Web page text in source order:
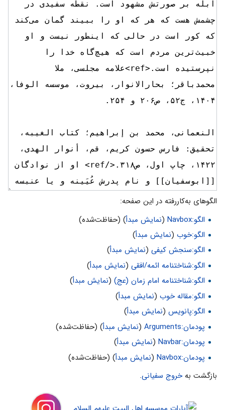
الگوهای به‌کاررفته در این صفحه:
الگو:Navbox
(نمایش مبدأ) (حفاظت‌شده)
الگو:خوب(نمایش مبدأ)
الگو:سنجش کیفی(نمایش مبدأ)
الگو:شناختنامه ائمه/افقی(نمایش مبدأ)
الگو:شناختنامه امام زمان (عج)(نمایش مبدأ)
الگو:مقاله خوب(نمایش مبدأ)
الگو:پانویس(نمایش مبدأ)
پودمان:Arguments
(نمایش مبدأ) (حفاظت‌شده)
پودمان:Navbar
(نمایش مبدأ)
پودمان:Navbox
(نمایش مبدأ) (حفاظت‌شده)
بازگشت بهخروج سفیانی.